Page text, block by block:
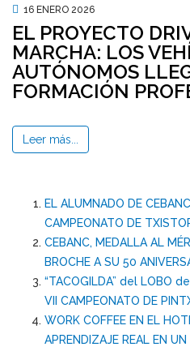
16 ENERO 2026
EL PROYECTO
MARCHA: LOS
AUTÓNOMOS
FORMACIÓN
Leer más...
EL ALUMNADO DE
CAMPEONATO DE
CEBANC, MEDALLA AL
BROCHE A SU 50
“TACOGILDA” del LOBO
VII CAMPEONATO DE
WORK COFFEE EN EL
APRENDIZAJE REAL EN